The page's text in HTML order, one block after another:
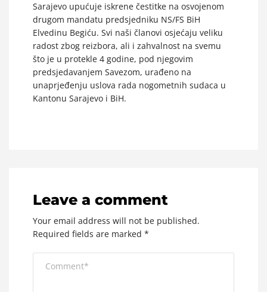
Sarajevo upućuje iskrene čestitke na osvojenom
drugom mandatu predsjedniku NS/FS BiH
Elvedinu Begiću. Svi naši članovi osjećaju veliku
radost zbog reizbora, ali i zahvalnost na svemu
što je u protekle 4 godine, pod njegovim
predsjedavanjem Savezom, urađeno na
unaprjeđenju uslova rada nogometnih sudaca u
Kantonu Sarajevo i BiH.
Leave a comment
Your email address will not be published.
Required fields are marked *